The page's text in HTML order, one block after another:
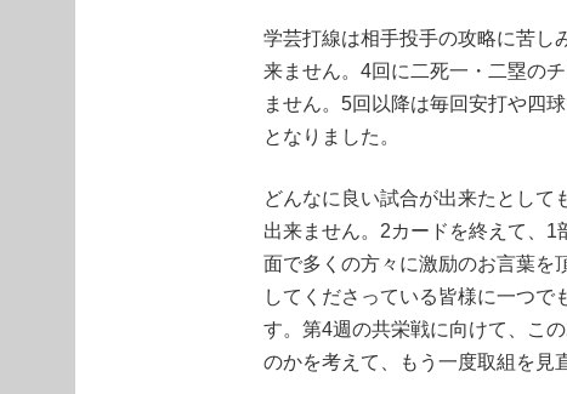
学芸打線は相手投手の攻略に苦し
来ません。4回に二死一・二塁の
ません。5回以降は毎回安打や四
となりました。
どんなに良い試合が出来たとして
出来ません。2カードを終えて、
面で多くの方々に激励のお言葉を
してくださっている皆様に一つで
す。第4週の共栄戦に向けて、こ
のかを考えて、もう一度取組を見